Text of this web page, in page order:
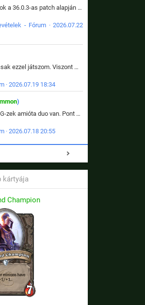
Kártya változások a 36.0.3-as patch alapján frissítve az adatbázisban (képek is cserélve).
- Fórum · 2026.07.22
Amióta bejött, csak ezzel játszom. Viszont mint minden más - akár az alapjáték is, ez is baromira összetett lett. Néha már pár kör után is esélytelen az egész. Vagy irreállisan túltápol valaki, vagy lelép a partner, vagy csak hülye mint a segg. És amikor eljönne az én időm, na akkor jön el mindenki másé is. Engem jobban érdekelne, hogy ki milyen ratingen szokott játszani. Na ez lenne egy érdekes adat.
· 2026.07.19 18:34
)
Én azóta nem BG-zek amióta duo van. Pont azt szerettem benne, hogy rajtam múlik mi történik, nem pedig a társamon. Kérem vissza a régi BG-t :D
· 2026.07.18 20:55
kártyája
Champion